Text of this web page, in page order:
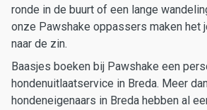
ronde in de buurt of een lange
onze Pawshake oppassers maken het
naar de zin.
Baasjes boeken bij Pawshake een
hondenuitlaatservice in Breda. Meer
hondeneigenaars in Breda hebben al